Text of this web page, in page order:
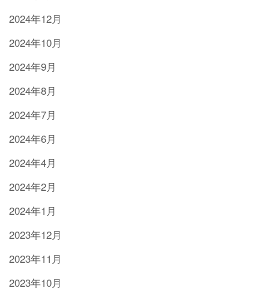
2024年12月
2024年10月
2024年9月
2024年8月
2024年7月
2024年6月
2024年4月
2024年2月
2024年1月
2023年12月
2023年11月
2023年10月